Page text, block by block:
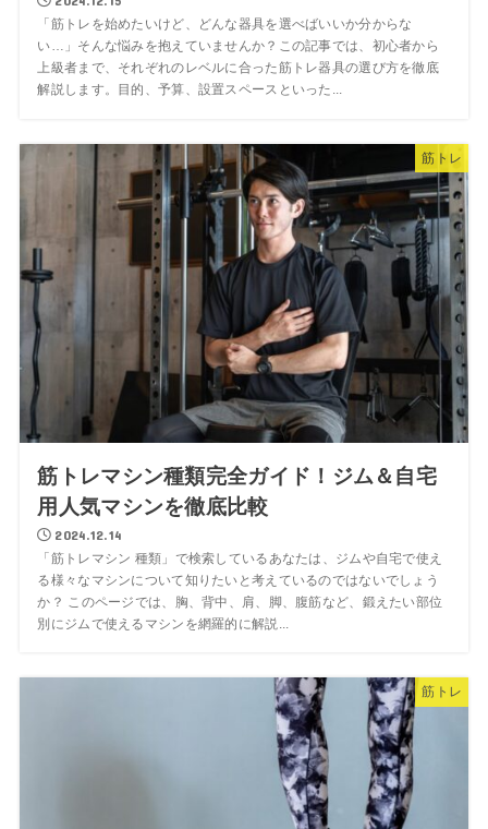
「筋トレを始めたいけど、どんな器具を選べばいいか分からな
い…」そんな悩みを抱えていませんか？この記事では、初心者から
上級者まで、それぞれのレベルに合った筋トレ器具の選び方を徹底
解説します。目的、予算、設置スペースといった...
筋トレ
筋トレマシン種類完全ガイド！ジム＆自宅
用人気マシンを徹底比較
2024.12.14
「筋トレマシン 種類」で検索しているあなたは、ジムや自宅で使え
る様々なマシンについて知りたいと考えているのではないでしょう
か？ このページでは、胸、背中、肩、脚、腹筋など、鍛えたい部位
別にジムで使えるマシンを網羅的に解説...
筋トレ